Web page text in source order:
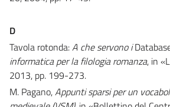
D
Tavola rotonda:A che servono i
informatica per la filologia romanza, in
2013, pp. 199-273.
M. Pagano,Appunti sparsi per un